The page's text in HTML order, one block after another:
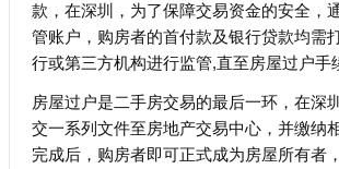
款，在深圳，为了保障交易资金的安全，
管账户，购房者的首付款及银行贷款均需
行或第三方机构进行监管,直至房屋过户手
房屋过户是二手房交易的最后一环，在深
交一系列文件至房地产交易中心，并缴纳
完成后，购房者即可正式成为房屋所有者